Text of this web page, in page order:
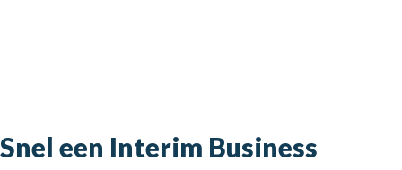
Snel een Interim Business